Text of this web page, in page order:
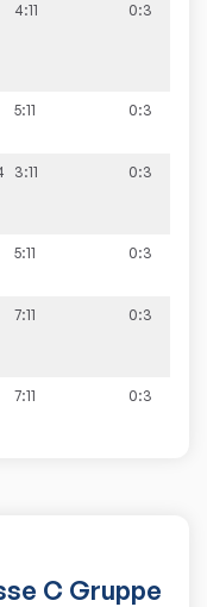
4:11 0:3
5:11 0:3
3:11 0:3
5:11 0:3
7:11 0:3
7:11 0:3
C Gruppe